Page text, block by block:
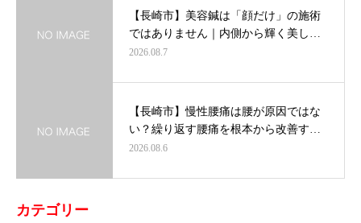
【長崎市】美容鍼は「顔だけ」の施術
ではありません｜内側から輝く美し…
2026.08.7
【長崎市】慢性腰痛は腰が原因ではな
い？繰り返す腰痛を根本から改善す…
2026.08.6
カテゴリー